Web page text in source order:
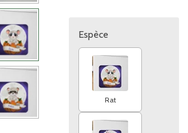
Espèce
Rat